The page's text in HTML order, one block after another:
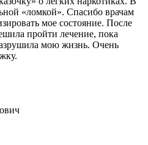
«ломкой». Спасибо врачам
мое состояние. После
пройти лечение, пока
мою жизнь. Очень